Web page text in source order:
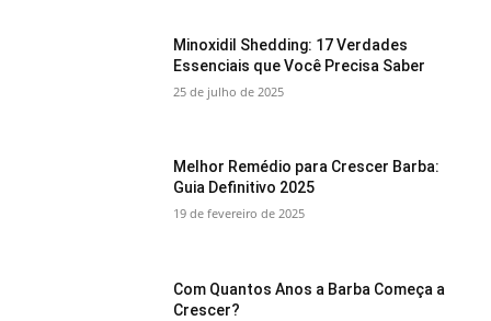
Minoxidil Shedding: 17 Verdades
Essenciais que Você Precisa Saber
25 de julho de 2025
Melhor Remédio para Crescer Barba:
Guia Definitivo 2025
19 de fevereiro de 2025
Com Quantos Anos a Barba Começa a
Crescer?